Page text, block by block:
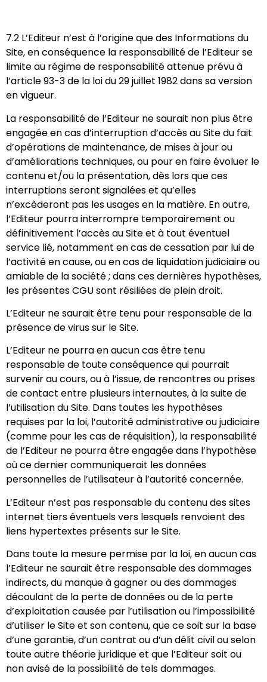
7.2 L’Editeur n’est à l’origine que des Informations du
Site, en conséquence la responsabilité de l’Editeur se
limite au régime de responsabilité attenue prévu à
l’article 93-3 de la loi du 29 juillet 1982 dans sa version
en vigueur.
La responsabilité de l’Editeur ne saurait non plus être
engagée en cas d’interruption d’accès au Site du fait
d’opérations de maintenance, de mises à jour ou
d’améliorations techniques, ou pour en faire évoluer le
contenu et/ou la présentation, dès lors que ces
interruptions seront signalées et qu’elles
n’excèderont pas les usages en la matière. En outre,
l’Editeur pourra interrompre temporairement ou
définitivement l’accès au Site et à tout éventuel
service lié, notamment en cas de cessation par lui de
l’activité en cause, ou en cas de liquidation judiciaire ou
amiable de la société ; dans ces dernières hypothèses,
les présentes CGU sont résiliées de plein droit.
L’Editeur ne saurait être tenu pour responsable de la
présence de virus sur le Site.
L’Editeur ne pourra en aucun cas être tenu
responsable de toute conséquence qui pourrait
survenir au cours, ou à l’issue, de rencontres ou prises
de contact entre plusieurs internautes, à la suite de
l’utilisation du Site. Dans toutes les hypothèses
requises par la loi, l’autorité administrative ou judiciaire
(comme pour les cas de réquisition), la responsabilité
de l’Editeur ne pourra être engagée dans l’hypothèse
où ce dernier communiquerait les données
personnelles de l’utilisateur à l’autorité concernée.
L’Editeur n’est pas responsable du contenu des sites
internet tiers éventuels vers lesquels renvoient des
liens hypertextes présents sur le Site.
Dans toute la mesure permise par la loi, en aucun cas
l’Editeur ne saurait être responsable des dommages
indirects, du manque à gagner ou des dommages
découlant de la perte de données ou de la perte
d’exploitation causée par l’utilisation ou l’impossibilité
d’utiliser le Site et son contenu, que ce soit sur la base
d’une garantie, d’un contrat ou d’un délit civil ou selon
toute autre théorie juridique et que l’Editeur soit ou
non avisé de la possibilité de tels dommages.